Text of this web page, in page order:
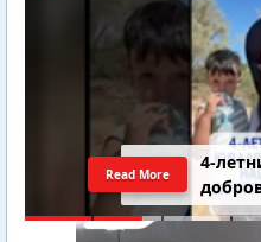
4-
Read More